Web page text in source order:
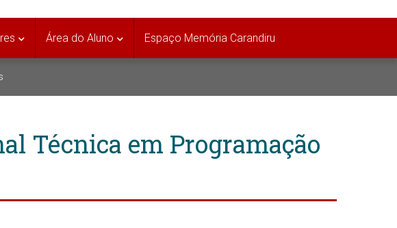
Área do Aluno Espaço Memória Carandiru
Técnica em Programação